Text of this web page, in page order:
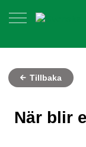
Tillbaka
När blir